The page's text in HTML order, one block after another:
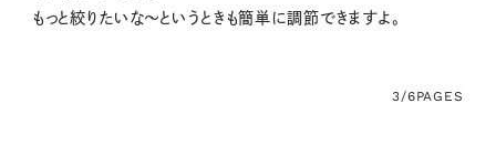
もっと絞りたいな〜というときも簡単に調節できますよ。
3/6PAGES